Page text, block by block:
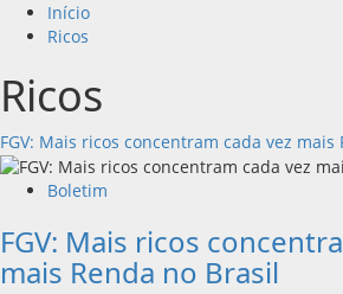
Início
Ricos
Ricos
FGV: Mais ricos concentram cada vez mais
Boletim
FGV: Mais ricos
mais Renda no Brasil